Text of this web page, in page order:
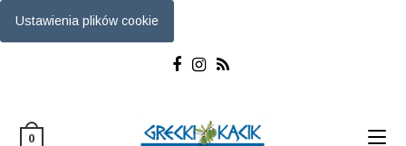
Ustawienia plików cookie
0